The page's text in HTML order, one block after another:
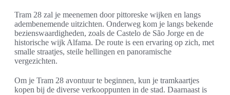
Tram 28 zal je meenemen door pittoreske wijken en langs
adembenemende uitzichten. Onderweg kom je langs bekende
bezienswaardigheden, zoals de Castelo de São Jorge en de
historische wijk Alfama. De route is een ervaring op zich, met
smalle straatjes, steile hellingen en panoramische
vergezichten.
Om je Tram 28 avontuur te beginnen, kun je tramkaartjes
kopen bij de diverse verkooppunten in de stad. Daarnaast is